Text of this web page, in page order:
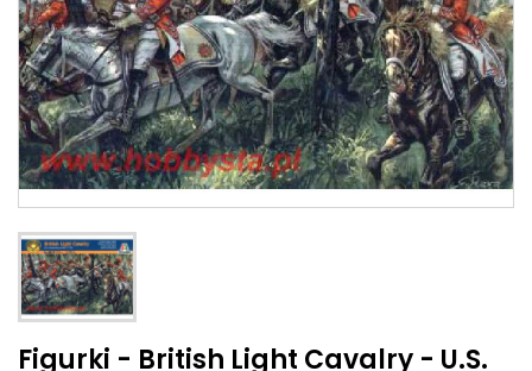
Figurki - British Light Cavalry - U.S.